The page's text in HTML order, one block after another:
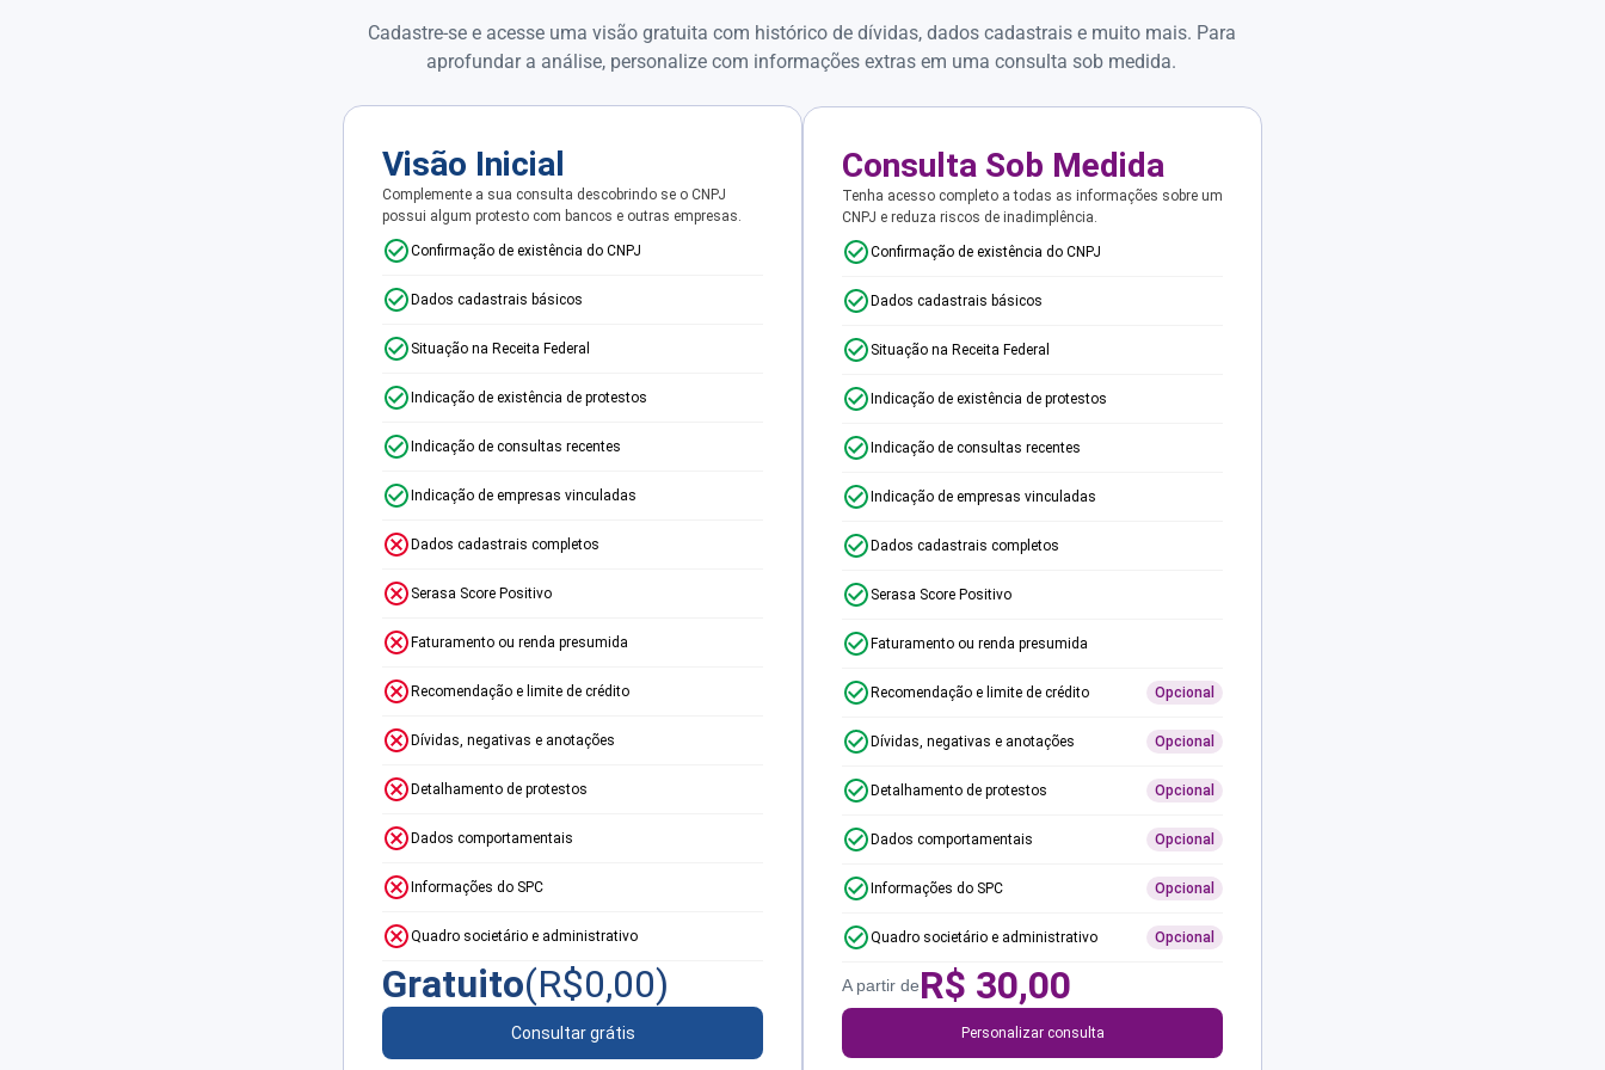
Cadastre-se e acesse uma visão gratuita com histórico de dívidas, dados cadastrais e muito mais. Para
aprofundar a análise, personalize com informações extras em uma consulta sob medida.
Visão Inicial
Complemente a sua consulta descobrindo se o CNPJ
possui algum protesto com bancos e outras empresas.
Confirmação de existência do CNPJ
Dados cadastrais básicos
Situação na Receita Federal
Indicação de existência de protestos
Indicação de consultas recentes
Indicação de empresas vinculadas
Dados cadastrais completos
Serasa Score Positivo
Faturamento ou renda presumida
Recomendação e limite de crédito
Dívidas, negativas e anotações
Detalhamento de protestos
Dados comportamentais
Informações do SPC
Quadro societário e administrativo
Gratuito(R$0,00)
Consultar grátis
Consulta Sob Medida
Tenha acesso completo a todas as informações sobre um
CNPJ e reduza riscos de inadimplência.
Confirmação de existência do CNPJ
Dados cadastrais básicos
Situação na Receita Federal
Indicação de existência de protestos
Indicação de consultas recentes
Indicação de empresas vinculadas
Dados cadastrais completos
Serasa Score Positivo
Faturamento ou renda presumida
Recomendação e limite de crédito Opcional
Dívidas, negativas e anotações Opcional
Detalhamento de protestos Opcional
Dados comportamentais Opcional
Informações do SPC Opcional
Quadro societário e administrativo Opcional
A partir deR$ 30,00
Personalizar consulta